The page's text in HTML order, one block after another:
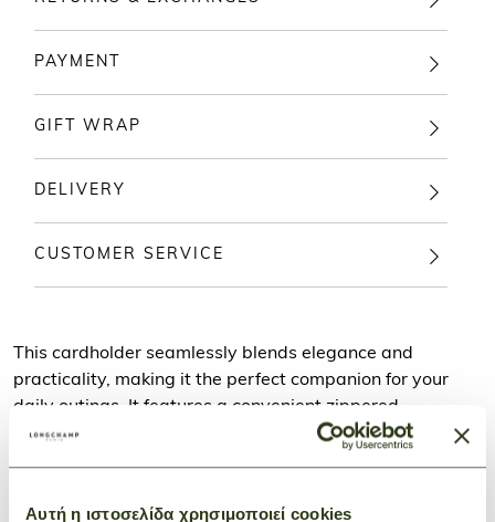
Αυτή η ιστοσελίδα χρησιμοποιεί cookies
PAYMENT
GIFT WRAP
DELIVERY
CUSTOMER SERVICE
This cardholder seamlessly blends elegance and
practicality, making it the perfect companion for your
daily outings. It features a convenient zippered
compartment for coins and cash, along with 4 card slots.
Le Foulonné, the Maison's iconic collection for over 40